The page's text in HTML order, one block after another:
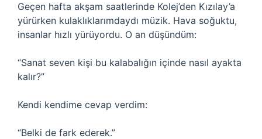
Geçen hafta akşam saatlerinde Kolej’den Kızılay’a
yürürken kulaklıklarımdaydı müzik. Hava soğuktu,
insanlar hızlı yürüyordu. O an düşündüm:
“Sanat seven kişi bu kalabalığın içinde nasıl ayakta
kalır?”
Kendi kendime cevap verdim:
“Belki de fark ederek.”